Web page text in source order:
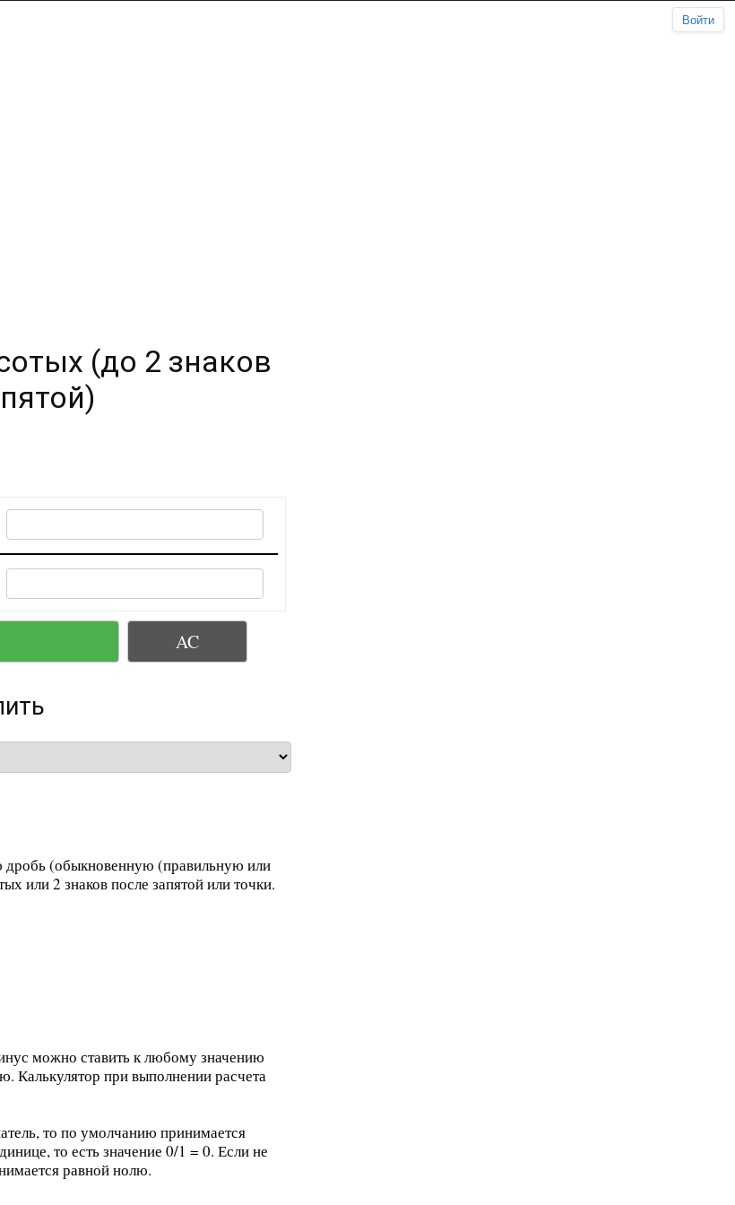
(до 2 знаков
AC
дробь (обыкновенную (правильную или
или 2 знаков после запятой или точки.
можно ставить к любому значению
Калькулятор при выполнении расчета
то по умолчанию принимается
то есть значение 0/1 = 0. Если не
равной нолю.
Войти